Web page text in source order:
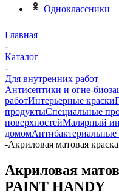
Одноклассники
Главная
-
Каталог
-
Для внутренних работ
Антисептики и огне-
работИнтерьерные краски
продуктыСпециальные
поверхностейМалярный
домомАнтибактериальные
-Акриловая матовая
Акриловая
PAINT HANDY